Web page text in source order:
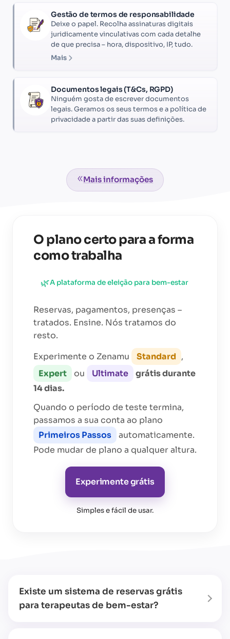
Gestão de termos de responsabilidade
Deixe o papel. Recolha assinaturas digitais
juridicamente vinculativas com cada detalhe
de que precisa – hora, dispositivo, IP, tudo.
Mais
Documentos legais (T&Cs, RGPD)
Ninguém gosta de escrever documentos
legais. Geramos os seus termos e a política de
privacidade a partir das suas definições.
Mais informações
O plano certo para a forma
como trabalha
🌿A plataforma de eleição para bem-estar
Reservas, pagamentos, presenças –
tratados. Ensine. Nós tratamos do
resto.
Experimente o Zenamu
Standard ,
Expert
ou Ultimate
grátis durante
14 dias.
Quando o período de teste termina,
passamos a sua conta ao plano
Primeiros Passos
automaticamente.
Pode mudar de plano a qualquer altura.
Experimente grátis
Simples e fácil de usar.
Existe um sistema de reservas grátis
para terapeutas de bem-estar?